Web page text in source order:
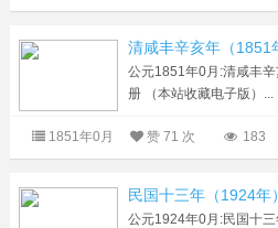
清咸丰辛亥年（1851
公元1851年0月:清咸丰
册 （本站收藏电子版）...
1851年0月 赞71 次 183
民国十三年（1924
公元1924年0月:民国十